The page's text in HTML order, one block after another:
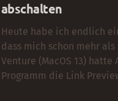
abschalten
Heute habe ich endlich
dass mich schon mehr
Venture (MacOS 13)
Programm die Link